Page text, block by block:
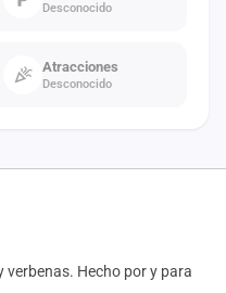
Desconocido
Atracciones
Desconocido
verbenas. Hecho por y para